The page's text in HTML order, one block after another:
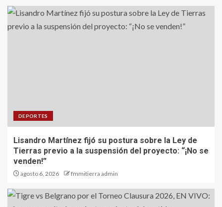
DEPORTES
Lisandro Martínez fijó su postura sobre la Ley de
Tierras previo a la suspensión del proyecto: “¡No se
venden!”
agosto 6, 2026 fmmitierra admin